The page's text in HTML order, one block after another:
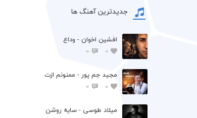
جدیدترین آهنگ ها
افشين اخوان - وداع
0
0
مجید جم پور - ممنونم ازت
0
0
میلاد طوسی - سایه روشن